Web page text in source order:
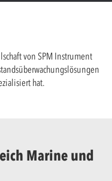
von SPM Instrument
hat.
Marine und